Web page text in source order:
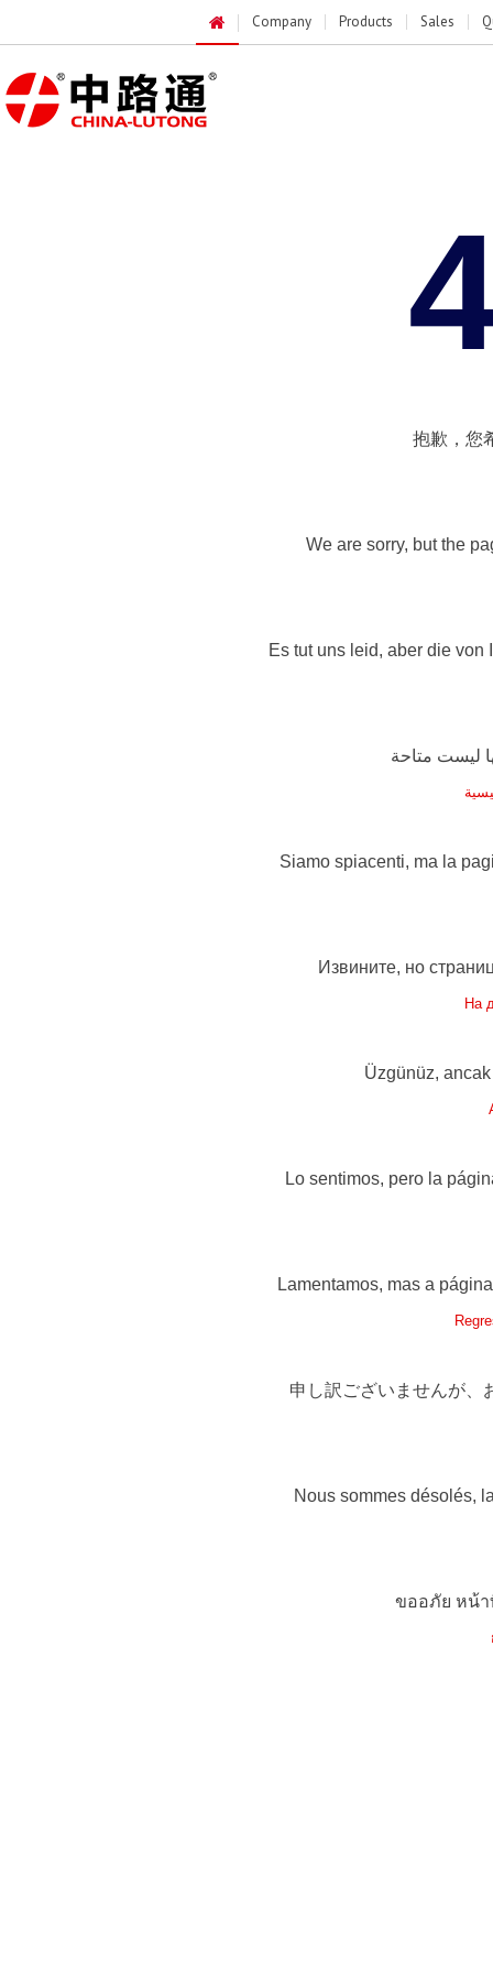
Company Products Sales
抱歉，您
We are sorry, but the
Es tut uns leid, aber die von
Siamo spiacenti, ma la
Извините, но
На
Üzgünüz, ancak
Lo sentimos, pero la
Lamentamos, mas a
申し訳ございませんが、
Nous sommes désolés,
ขออภัย หน้